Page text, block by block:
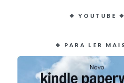
❖ YOUTUBE ❖
❖ PARA LER